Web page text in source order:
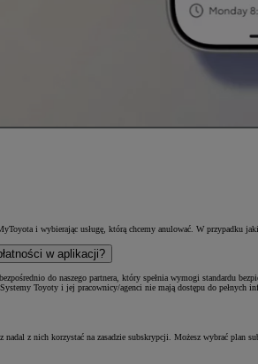
i wybierając usługę, którą chcemy anulować. W
w aplikacji?
do naszego partnera, który spełnia wymogi standardu
Toyoty i jej pracownicy/agenci nie mają dostępu do pełnych
nadal z nich korzystać na zasadzie subskrypcji. Możesz wybrać